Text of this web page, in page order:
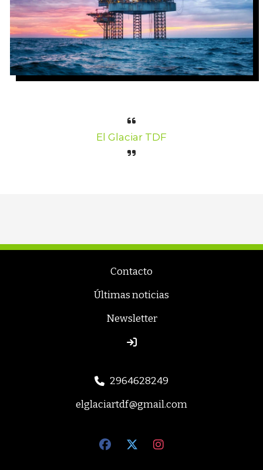
El Glaciar TDF
Contacto
Últimas noticias
Newsletter
2964628249
elglaciartdf@gmail.com